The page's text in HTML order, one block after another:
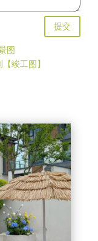
提交
图
竣工图】